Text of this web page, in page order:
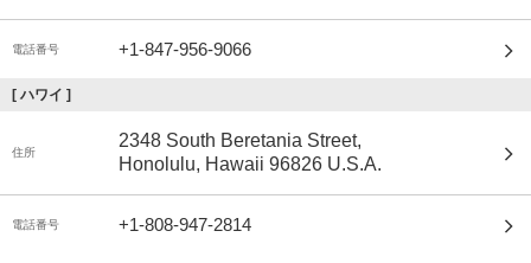
電話番号 +1-847-956-9066
[ ハワイ ]
住所
2348 South Beretania Street,
Honolulu, Hawaii 96826 U.S.A.
電話番号 +1-808-947-2814